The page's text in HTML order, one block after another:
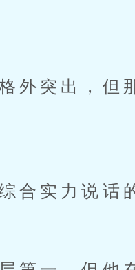
突出，但
实力说话